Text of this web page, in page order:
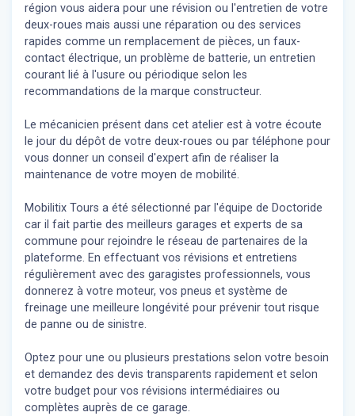
région vous aidera pour une révision ou l'entretien de votre
deux-roues mais aussi une réparation ou des services
rapides comme un remplacement de pièces, un faux-
contact électrique, un problème de batterie, un entretien
courant lié à l'usure ou périodique selon les
recommandations de la marque constructeur.
Le mécanicien présent dans cet atelier est à votre écoute
le jour du dépôt de votre deux-roues ou par téléphone pour
vous donner un conseil d'expert afin de réaliser la
maintenance de votre moyen de mobilité.
Mobilitix Tours a été sélectionné par l'équipe de Doctoride
car il fait partie des meilleurs garages et experts de sa
commune pour rejoindre le réseau de partenaires de la
plateforme. En effectuant vos révisions et entretiens
régulièrement avec des garagistes professionnels, vous
donnerez à votre moteur, vos pneus et système de
freinage une meilleure longévité pour prévenir tout risque
de panne ou de sinistre.
Optez pour une ou plusieurs prestations selon votre besoin
et demandez des devis transparents rapidement et selon
votre budget pour vos révisions intermédiaires ou
complètes auprès de ce garage.